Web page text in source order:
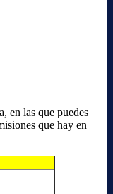
en las que puedes
que hay en